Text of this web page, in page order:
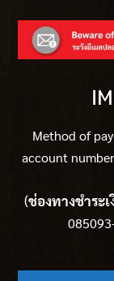
Method of
account
(ช่องทางชำระเ